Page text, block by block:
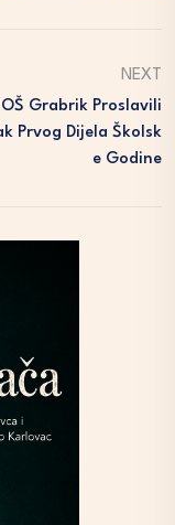
NEXT
OŠ Grabrik Proslavili
Prvog Dijela Školsk
E Godine